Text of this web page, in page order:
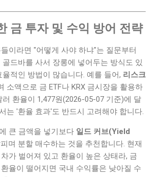
금 투자 및 수익 방어 전략
이라면 "어떻게 사야 하냐"는 질문부터
드바를 사서 장롱에 넣어두는 방식도 있
적인 방법이 많습니다. 예를 들어, 리스크
소액으로 금 ETF나 KRX 금시장을 활용하
환율이 1,477원(2026-05-07 기준)에 달
는 '환율 효과'도 반드시 고려해야 합니다.
큰 금액을 넣기보다 일드 커브(Yield
며 분할 매수하는 것을 추천합니다. 현재
가 벌어져 있고 환율이 높은 상태라, 금
율이 떨어지면 국내 수익률은 낮아질 수